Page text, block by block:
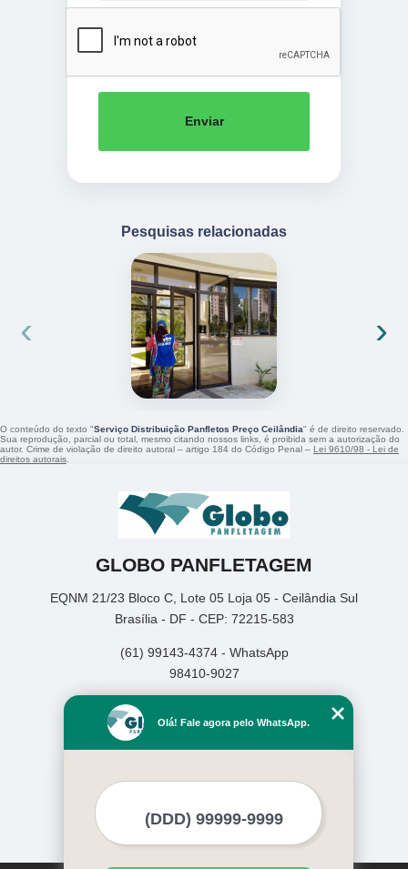
Enviar
Pesquisas relacionadas
‹ ›
O conteúdo do texto "Serviço Distribuição Panfletos Preço Ceilândia" é de direito reservado.
Sua reprodução, parcial ou total, mesmo citando nossos links, é proibida sem a autorização do
autor. Crime de violação de direito autoral – artigo 184 do Código Penal – Lei 9610/98 - Lei de
direitos autorais.
GLOBO PANFLETAGEM
EQNM 21/23 Bloco C, Lote 05 Loja 05 - Ceilândia Sul
Brasília - DF - CEP: 72215-583
(61) 99143-4374 - WhatsApp
98410-9027
Empresa
Missão
Mapa do site
Olá! Fale agora pelo WhatsApp.